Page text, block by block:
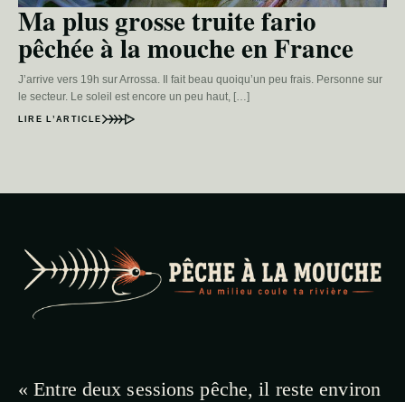
Ma plus grosse truite fario
pêchée à la mouche en France
J’arrive vers 19h sur Arrossa. Il fait beau quoiqu’un peu frais. Personne sur
le secteur. Le soleil est encore un peu haut, […]
LIRE L’ARTICLE
« Entre deux sessions pêche, il reste environ